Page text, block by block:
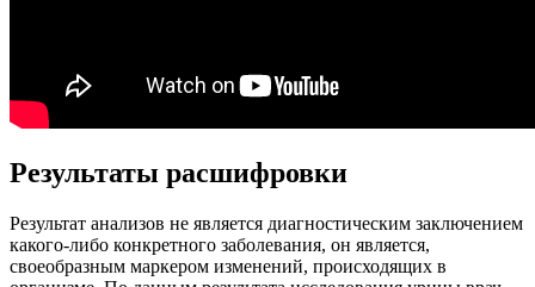
Результаты расшифровки
Результат анализов не является диагностическим заключением
какого-либо конкретного заболевания, он является,
своеобразным маркером изменений, происходящих в